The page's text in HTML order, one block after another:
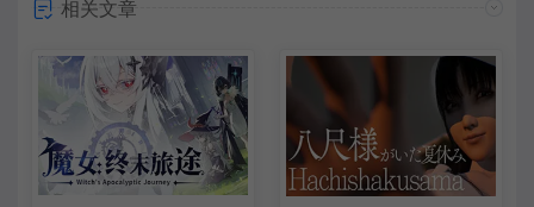
相关文章